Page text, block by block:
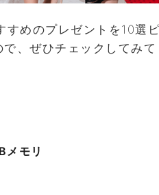
すめのプレゼントを10選
、ぜひチェックしてみて
メモリ